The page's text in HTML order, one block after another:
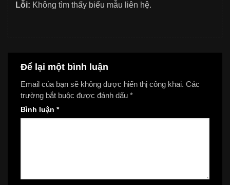
Lỗi: Không tìm thấy biểu mẫu liên hệ.
Để lại một bình luận
Email của bạn sẽ không được hiển thị công khai. Các
trường bắt buộc được đánh dấu *
Bình luận *